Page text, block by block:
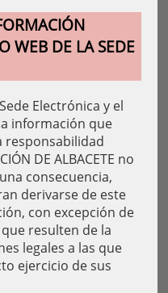
WEB DE LA SEDE
Electrónica y el
información que
responsabilidad
DE ALBACETE no
consecuencia,
derivarse de este
con excepción de
resulten de la
legales a las que
ejercicio de sus